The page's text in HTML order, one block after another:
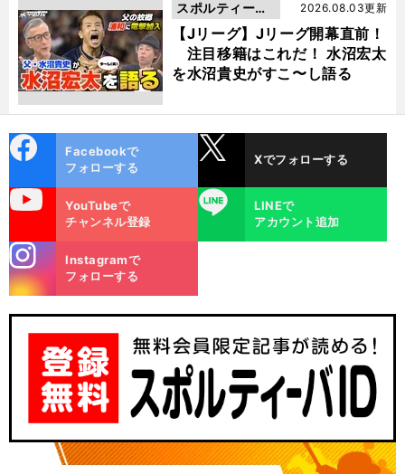
【Jリーグ】Jリーグ開幕直前！
注目移籍はこれだ！ 水沼宏太
を水沼貴史がすこ〜し語る
2026.08.03更新
スポルティーバ
動画
ok
Facebookで
フォローする
Xでフォローする
YouTubeで
チャンネル登録
LINE
LINEで
アカウント追加
m
Instagramで
フォローする